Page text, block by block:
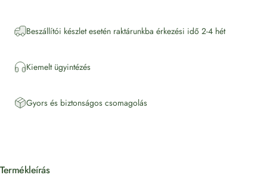
Beszállítói készlet esetén raktárunkba érkezési idő 2-4 hét
Kiemelt ügyintézés
Gyors és biztonságos csomagolás
Termékleírás